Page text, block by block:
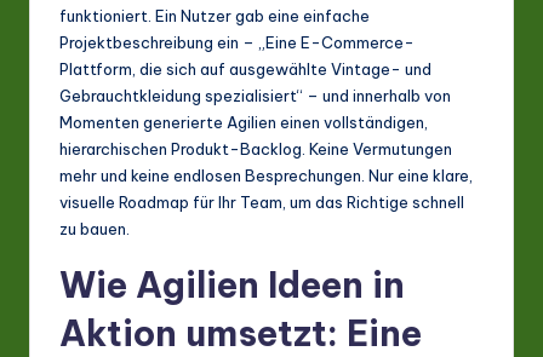
in
A
&
funktioniert. Ein Nutzer gab eine einfache
Projektbeschreibung ein – „Eine E-Commerce-
Plattform, die sich auf ausgewählte Vintage- und
Gebrauchtkleidung spezialisiert“ – und innerhalb von
Momenten generierte Agilien einen vollständigen,
hierarchischen Produkt-Backlog. Keine Vermutungen
mehr und keine endlosen Besprechungen. Nur eine klare,
visuelle Roadmap für Ihr Team, um das Richtige schnell
zu bauen.
Wie Agilien Ideen in
Aktion umsetzt: Eine